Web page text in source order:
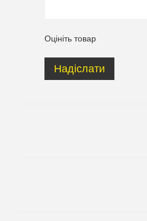
Оцініть товар
Надіслати